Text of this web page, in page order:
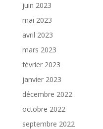
juin 2023
mai 2023
avril 2023
mars 2023
février 2023
janvier 2023
décembre 2022
octobre 2022
septembre 2022